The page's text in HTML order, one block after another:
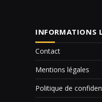
INFORMATIONS
Contact
Mentions légales
Politique de